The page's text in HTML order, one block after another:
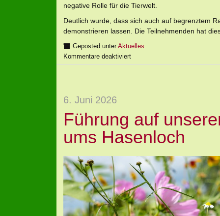
negative Rolle für die Tierwelt.
Deutlich wurde, dass sich auch auf begrenztem
demonstrieren lassen. Die Teilnehmenden hat
Geposted unterAktuelles
Kommentare deaktiviert
6. Juni 2026
Führung auf
ums Hasenloch